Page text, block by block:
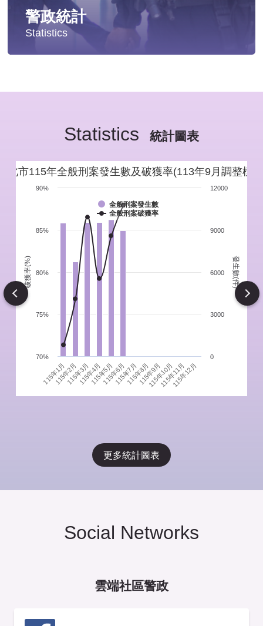
警政統計
Statistics
新北市重要警政統計指標
警政性別統計
警政統計通報
警政統計懶人包
Statistics 統計圖表
破獲率(%) 發生數(件)
北市115年全般刑案發生數及破獲率(113年9月調整標
全般刑案發生數
全般刑案破獲率
115年1月115年2月115年3月115年4月115年5月115年6月115年7月115年8月115年9月
115年10月
115年11月
115年12月
70%
75%
80%
85%
90%
0
3000
6000
9000
12000
更多統計圖表
Social Networks
雲端社區警政